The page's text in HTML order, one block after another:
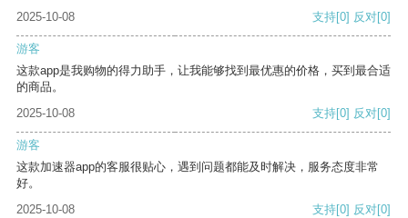
2025-10-08 支持[0] 反对[0]
游客
这款app是我购物的得力助手，让我能够找到最优惠的价格，买到最合适
的商品。
2025-10-08
支持[0] 反对[0]
游客
这款加速器app的客服很贴心，遇到问题都能及时解决，服务态度非常
好。
2025-10-08
支持[0] 反对[0]